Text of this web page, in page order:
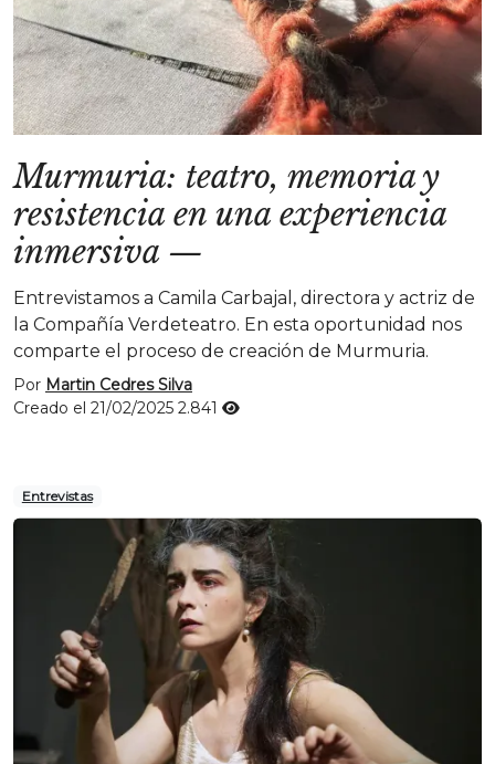
Murmuria: teatro, memoria y
resistencia en una experiencia
inmersiva —
Entrevistamos a Camila Carbajal, directora y actriz de
la Compañía Verdeteatro. En esta oportunidad nos
comparte el proceso de creación de Murmuria.
Por Martin Cedres Silva
Creado el 21/02/2025 2.841
Entrevistas